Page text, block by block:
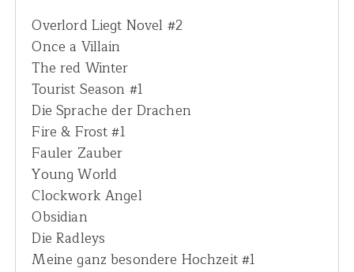
r
:
Overlord Liegt Novel #2
Once a Villain
The red Winter
Tourist Season #1
Die Sprache der Drachen
Fire & Frost #1
Fauler Zauber
Young World
Clockwork Angel
Obsidian
Die Radleys
Meine ganz besondere Hochzeit #1